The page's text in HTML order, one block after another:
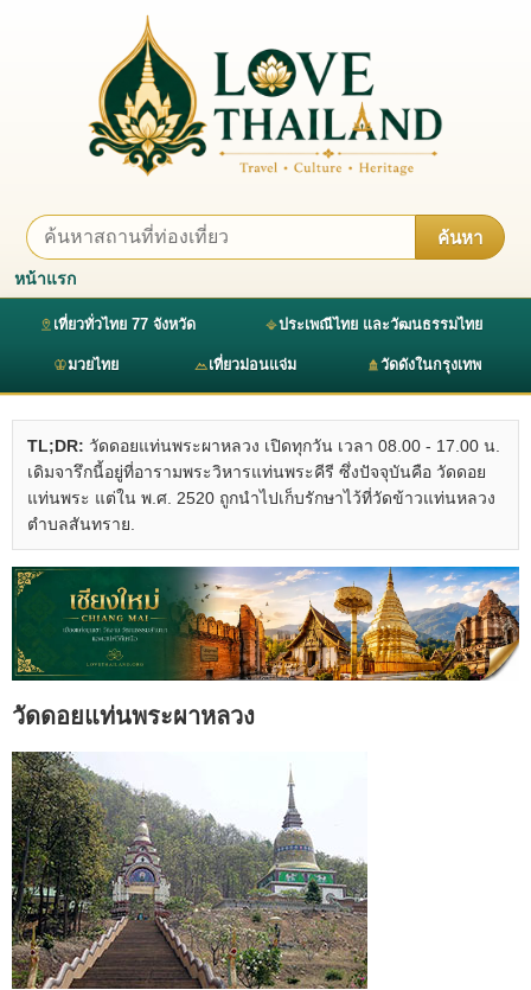
ค้นหา
หน้าแรก
เที่ยวทั่วไทย 77 จังหวัด ประเพณีไทย และวัฒนธรรมไทย
มวยไทย เที่ยวม่อนแจ่ม วัดดังในกรุงเทพ
TL;DR: วัดดอยแท่นพระผาหลวง เปิดทุกวัน เวลา 08.00 - 17.00 น.
เดิมจารึกนี้อยู่ที่อารามพระวิหารแท่นพระคีรี ซึ่งปัจจุบันคือ วัดดอย
แท่นพระ แต่ใน พ.ศ. 2520 ถูกนำไปเก็บรักษาไว้ที่วัดข้าวแท่นหลวง
ตำบลสันทราย.
วัดดอยแท่นพระผาหลวง